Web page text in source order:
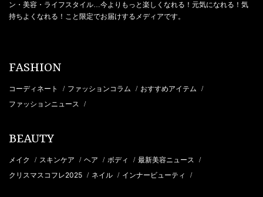
ン・美容・ライフスタイル…今よりもっと楽しくなれる！元気になれる！気
持ちよくなれる！こと限定でお届けするメディアです。
FASHION
コーディネート / ファッションコラム / おすすめアイテム /
ファッションニュース /
BEAUTY
メイク / スキンケア / ヘア / ボディ / 最新美容ニュース /
クリスマスコフレ2025 / ネイル / インナービューティ /